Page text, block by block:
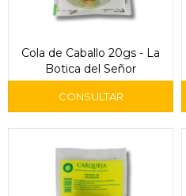
Cola de Caballo 20gs - La
Botica del Señor